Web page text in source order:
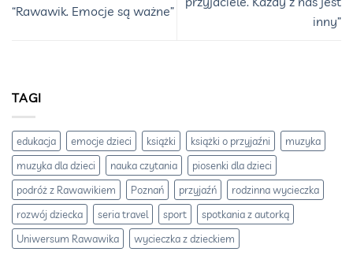
“Rawawik. Emocje są ważne”
inny”
TAGI
edukacja emocje dzieci książki książki o przyjaźni
muzyka
muzyka dla dzieci
nauka czytania
piosenki dla dzieci
podróż z Rawawikiem
Poznań przyjaźń
rodzinna wycieczka
rozwój dziecka
seria travel sport
spotkania z autorką
Uniwersum Rawawika
wycieczka z dzieckiem